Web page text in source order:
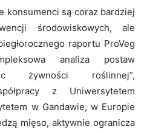
konsumenci są coraz bardziej
środowiskowych, ale
raportu ProVeg
analiza postaw
żywności roślinnej”,
z Uniwersytetem
w Gandawie, w Europie
mięso, aktywnie ogranicza